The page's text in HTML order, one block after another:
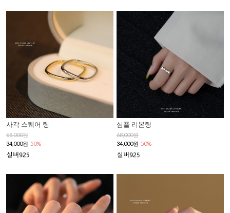
사각 스퀘어 링
68,000원
34,000원 50%
심플 리본링
68,000원
34,000원 50%